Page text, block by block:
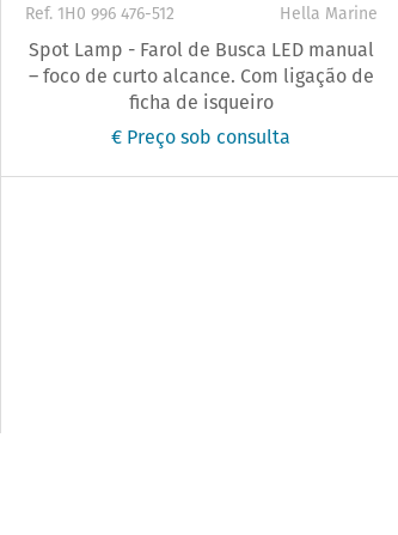
Ref. 1H0 996 476-512 Hella Marine
Spot Lamp - Farol de Busca LED manual
– foco de curto alcance. Com ligação de
ficha de isqueiro
€ Preço sob consulta